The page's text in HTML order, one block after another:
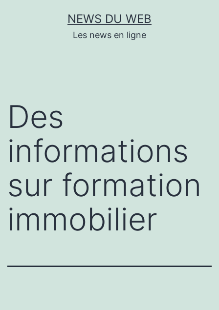
NEWS DU WEB
Les news en ligne
Des
informations
sur formation
immobilier